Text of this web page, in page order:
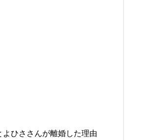
ひささんが離婚した理由